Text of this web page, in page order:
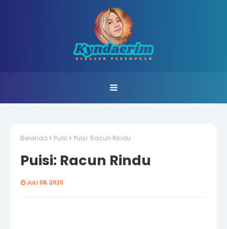
Beranda Puisi Puisi: Racun Rindu
Puisi: Racun Rindu
JULI 08, 2020